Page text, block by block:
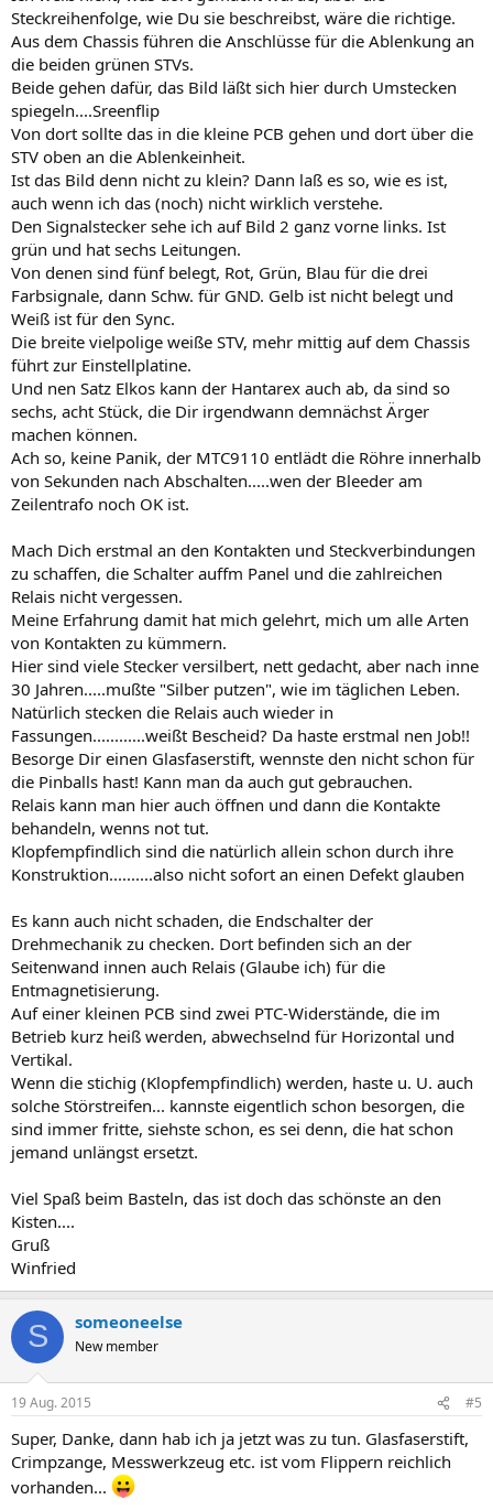
Steckreihenfolge, wie Du sie beschreibst, wäre die richtige.
Aus dem Chassis führen die Anschlüsse für die Ablenkung an
die beiden grünen STVs.
Beide gehen dafür, das Bild läßt sich hier durch Umstecken
spiegeln....Sreenflip
Von dort sollte das in die kleine PCB gehen und dort über die
STV oben an die Ablenkeinheit.
Ist das Bild denn nicht zu klein? Dann laß es so, wie es ist,
auch wenn ich das (noch) nicht wirklich verstehe.
Den Signalstecker sehe ich auf Bild 2 ganz vorne links. Ist
grün und hat sechs Leitungen.
Von denen sind fünf belegt, Rot, Grün, Blau für die drei
Farbsignale, dann Schw. für GND. Gelb ist nicht belegt und
Weiß ist für den Sync.
Die breite vielpolige weiße STV, mehr mittig auf dem Chassis
führt zur Einstellplatine.
Und nen Satz Elkos kann der Hantarex auch ab, da sind so
sechs, acht Stück, die Dir irgendwann demnächst Ärger
machen können.
Ach so, keine Panik, der MTC9110 entlädt die Röhre innerhalb
von Sekunden nach Abschalten.....wen der Bleeder am
Zeilentrafo noch OK ist.
Mach Dich erstmal an den Kontakten und Steckverbindungen
zu schaffen, die Schalter auffm Panel und die zahlreichen
Relais nicht vergessen.
Meine Erfahrung damit hat mich gelehrt, mich um alle Arten
von Kontakten zu kümmern.
Hier sind viele Stecker versilbert, nett gedacht, aber nach inne
30 Jahren.....mußte "Silber putzen", wie im täglichen Leben.
Natürlich stecken die Relais auch wieder in
Fassungen............weißt Bescheid? Da haste erstmal nen Job!!
Besorge Dir einen Glasfaserstift, wennste den nicht schon für
die Pinballs hast! Kann man da auch gut gebrauchen.
Relais kann man hier auch öffnen und dann die Kontakte
behandeln, wenns not tut.
Klopfempfindlich sind die natürlich allein schon durch ihre
Konstruktion..........also nicht sofort an einen Defekt glauben
Es kann auch nicht schaden, die Endschalter der
Drehmechanik zu checken. Dort befinden sich an der
Seitenwand innen auch Relais (Glaube ich) für die
Entmagnetisierung.
Auf einer kleinen PCB sind zwei PTC-Widerstände, die im
Betrieb kurz heiß werden, abwechselnd für Horizontal und
Vertikal.
Wenn die stichig (Klopfempfindlich) werden, haste u. U. auch
solche Störstreifen... kannste eigentlich schon besorgen, die
sind immer fritte, siehste schon, es sei denn, die hat schon
jemand unlängst ersetzt.
Viel Spaß beim Basteln, das ist doch das schönste an den
Kisten....
Gruß
Winfried
S someoneelse
New member
19 Aug. 2015 #5
Super, Danke, dann hab ich ja jetzt was zu tun. Glasfaserstift,
Crimpzange, Messwerkzeug etc. ist vom Flippern reichlich
vorhanden...